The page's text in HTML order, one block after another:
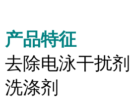
产品特征
去除电泳干扰剂
洗涤剂